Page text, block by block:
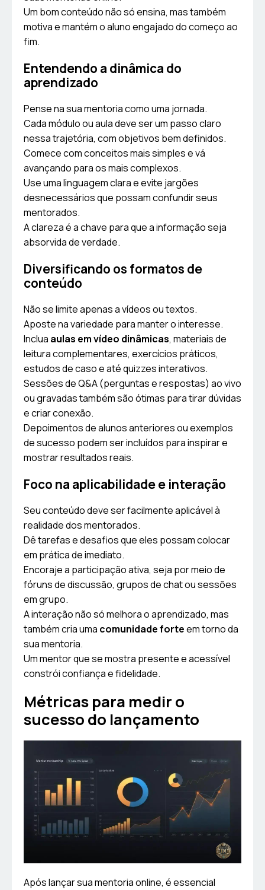
Um bom conteúdo não só ensina, mas também
motiva e mantém o aluno engajado do começo ao
fim.
Entendendo a dinâmica do
aprendizado
Pense na sua mentoria como uma jornada.
Cada módulo ou aula deve ser um passo claro
nessa trajetória, com objetivos bem definidos.
Comece com conceitos mais simples e vá
avançando para os mais complexos.
Use uma linguagem clara e evite jargões
desnecessários que possam confundir seus
mentorados.
A clareza é a chave para que a informação seja
absorvida de verdade.
Diversificando os formatos de
conteúdo
Não se limite apenas a vídeos ou textos.
Aposte na variedade para manter o interesse.
Inclua aulas em vídeo dinâmicas, materiais de
leitura complementares, exercícios práticos,
estudos de caso e até quizzes interativos.
Sessões de Q&A (perguntas e respostas) ao vivo
ou gravadas também são ótimas para tirar dúvidas
e criar conexão.
Depoimentos de alunos anteriores ou exemplos
de sucesso podem ser incluídos para inspirar e
mostrar resultados reais.
Foco na aplicabilidade e interação
Seu conteúdo deve ser facilmente aplicável à
realidade dos mentorados.
Dê tarefas e desafios que eles possam colocar
em prática de imediato.
Encoraje a participação ativa, seja por meio de
fóruns de discussão, grupos de chat ou sessões
em grupo.
A interação não só melhora o aprendizado, mas
também cria uma comunidade forteem torno da
sua mentoria.
Um mentor que se mostra presente e acessível
constrói confiança e fidelidade.
Métricas para medir o
sucesso do lançamento
Após lançar sua mentoria online, é essencial